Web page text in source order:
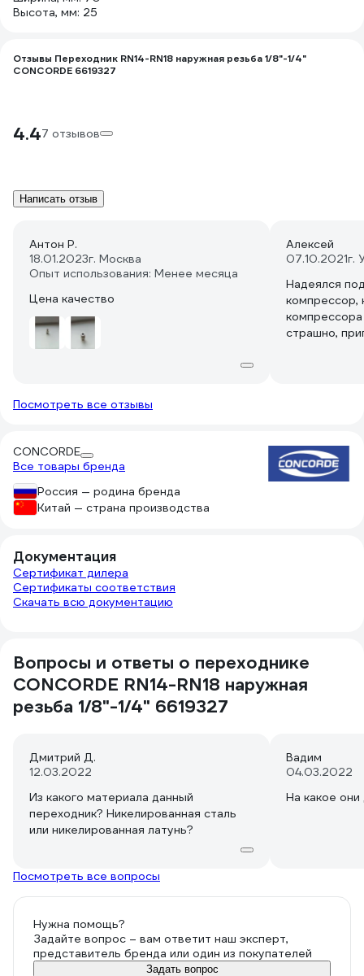
Высота, мм: 25
Отзывы Переходник RN14-RN18 наружная резьба 1/8"-1/4"
CONCORDE 6619327
4.47 отзывов
Написать отзыв
Антон Р.
18.01.2023г. Москва
Опыт использования: Менее месяца
Цена качество
Алексей
07.10.2021г.
Надеялся
компрессор,
страшно,
Посмотреть все отзывы
CONCORDE
Все товары бренда
Россия — родина бренда
Китай — страна производства
Документация
Сертификат дилера
Сертификаты соответствия
Скачать всю документацию
Вопросы и ответы о переходнике
CONCORDE RN14-RN18 наружная
резьба 1/8"-1/4" 6619327
Дмитрий Д.
12.03.2022
Из какого материала данный
переходник? Никелированная сталь
или никелированная латунь?
Вадим
04.03.2022
На какое
Посмотреть все вопросы
Нужна помощь?
Задайте вопрос – вам ответит наш эксперт,
представитель бренда или один из покупателей
Задать вопрос